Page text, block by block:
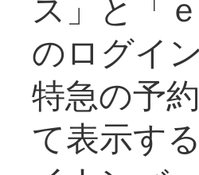
のログイ
特急の予
て表示す